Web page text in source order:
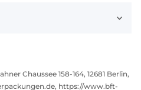
Chaussee 158-164, 12681 Berlin,
https://www.bft-